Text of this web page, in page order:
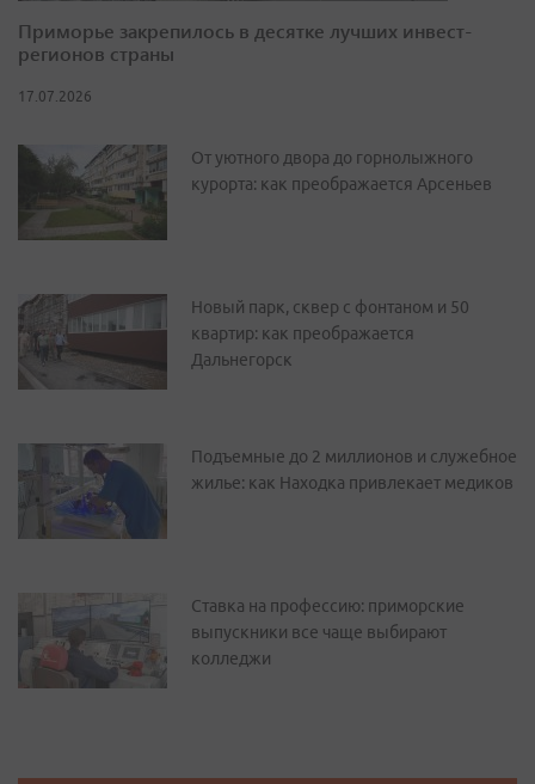
Приморье закрепилось в десятке лучших инвест-
регионов страны
17.07.2026
От уютного двора до горнолыжного
курорта: как преображается Арсеньев
Новый парк, сквер с фонтаном и 50
квартир: как преображается
Дальнегорск
Подъемные до 2 миллионов и служебное
жилье: как Находка привлекает медиков
Ставка на профессию: приморские
выпускники все чаще выбирают
колледжи